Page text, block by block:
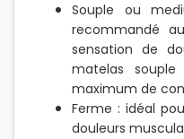
Souple ou
recommandé
sensation de
matelas
maximum de
Ferme : idéal
douleurs